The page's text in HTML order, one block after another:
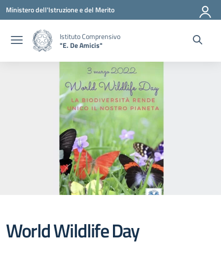
Vai ai contenuti
Vai al menu di navigazione
Vai al footer
Ministero dell'Istruzione e del Merito
Istituto Comprensivo
"E. De Amicis"
World Wildlife Day